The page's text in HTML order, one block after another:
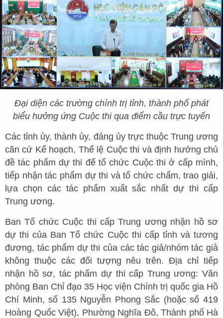
Đại diện các trường chính trị tỉnh, thành phố phát
biểu hưởng ứng Cuộc thi qua điểm cầu trực tuyến
Các tỉnh ủy, thành ủy, đảng ủy trực thuộc Trung ương
căn cứ Kế hoạch, Thể lệ Cuộc thi và định hướng chủ
đề tác phẩm dự thi để tổ chức Cuộc thi ở cấp mình,
tiếp nhận tác phẩm dự thi và tổ chức chấm, trao giải,
lựa chọn các tác phẩm xuất sắc nhất dự thi cấp
Trung ương.
Ban Tổ chức Cuộc thi cấp Trung ương nhận hồ sơ
dự thi của Ban Tổ chức Cuộc thi cấp tỉnh và tương
đương, tác phẩm dự thi của các tác giả/nhóm tác giả
không thuộc các đối tượng nêu trên. Địa chỉ tiếp
nhận hồ sơ, tác phẩm dự thi cấp Trung ương: Văn
phòng Ban Chỉ đạo 35 Học viện Chính trị quốc gia Hồ
Chí Minh, số 135 Nguyễn Phong Sắc (hoặc số 419
Hoàng Quốc Việt), Phường Nghĩa Đô, Thành phố Hà